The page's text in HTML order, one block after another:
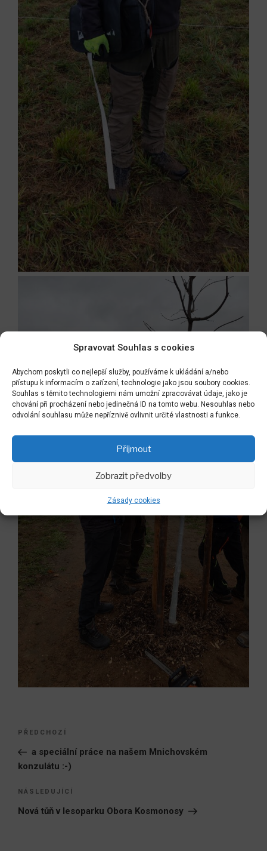
Spravovat Souhlas s cookies
Abychom poskytli co nejlepší služby, používáme k ukládání a/nebo
přístupu k informacím o zařízení, technologie jako jsou soubory cookies.
Souhlas s těmito technologiemi nám umožní zpracovávat údaje, jako je
chování při procházení nebo jedinečná ID na tomto webu. Nesouhlas nebo
odvolání souhlasu může nepříznivě ovlivnit určité vlastnosti a funkce.
Přijmout
Zobrazit předvolby
Zásady cookies
Navigace
příspěvek
Předchozí
příspěvek
PŘEDCHOZÍ
a speciální práce na našem Mnichovském
konzulátu :-)
Následující
příspěvek
NÁSLEDUJÍCÍ
Nová tůň v lesoparku Obora Kosmonosy